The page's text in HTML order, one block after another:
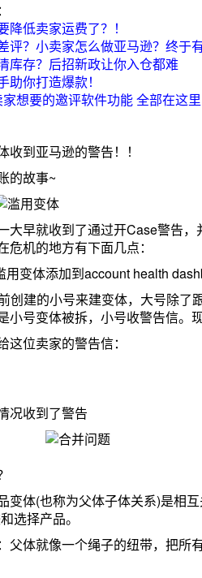
低卖家运费了？！
评？小卖家怎么做亚马逊？终于
库存？后招新政让你入仓都难
你打造爆款！
家想要的邀评软件功能 全部在这
到亚马逊的警告！！
的故事~
大早就收到了通过开Case警告
机的地方有下面几点：
用变体添加到account health
创建的小号来建变体，大号除
小号变体被拆，小号收警告信
位卖家的警告信：
况收到了警告
变体(也称为父体子体关系)是相
选择产品。
父体就像一个绳子的纽带，把